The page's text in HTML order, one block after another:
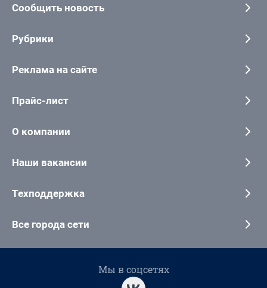
Сообщить новость
Рубрики
Реклама на сайте
Прайс-лист
О компании
Наши вакансии
Техподдержка
Все города сети
Мы в соцсетях